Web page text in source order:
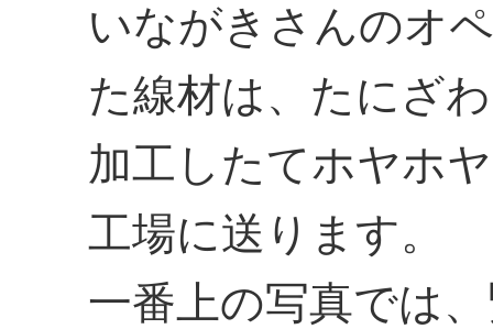
いながきさんのオ
た線材は、たにざ
加工したてホヤホ
工場に送ります。
一番上の写真では